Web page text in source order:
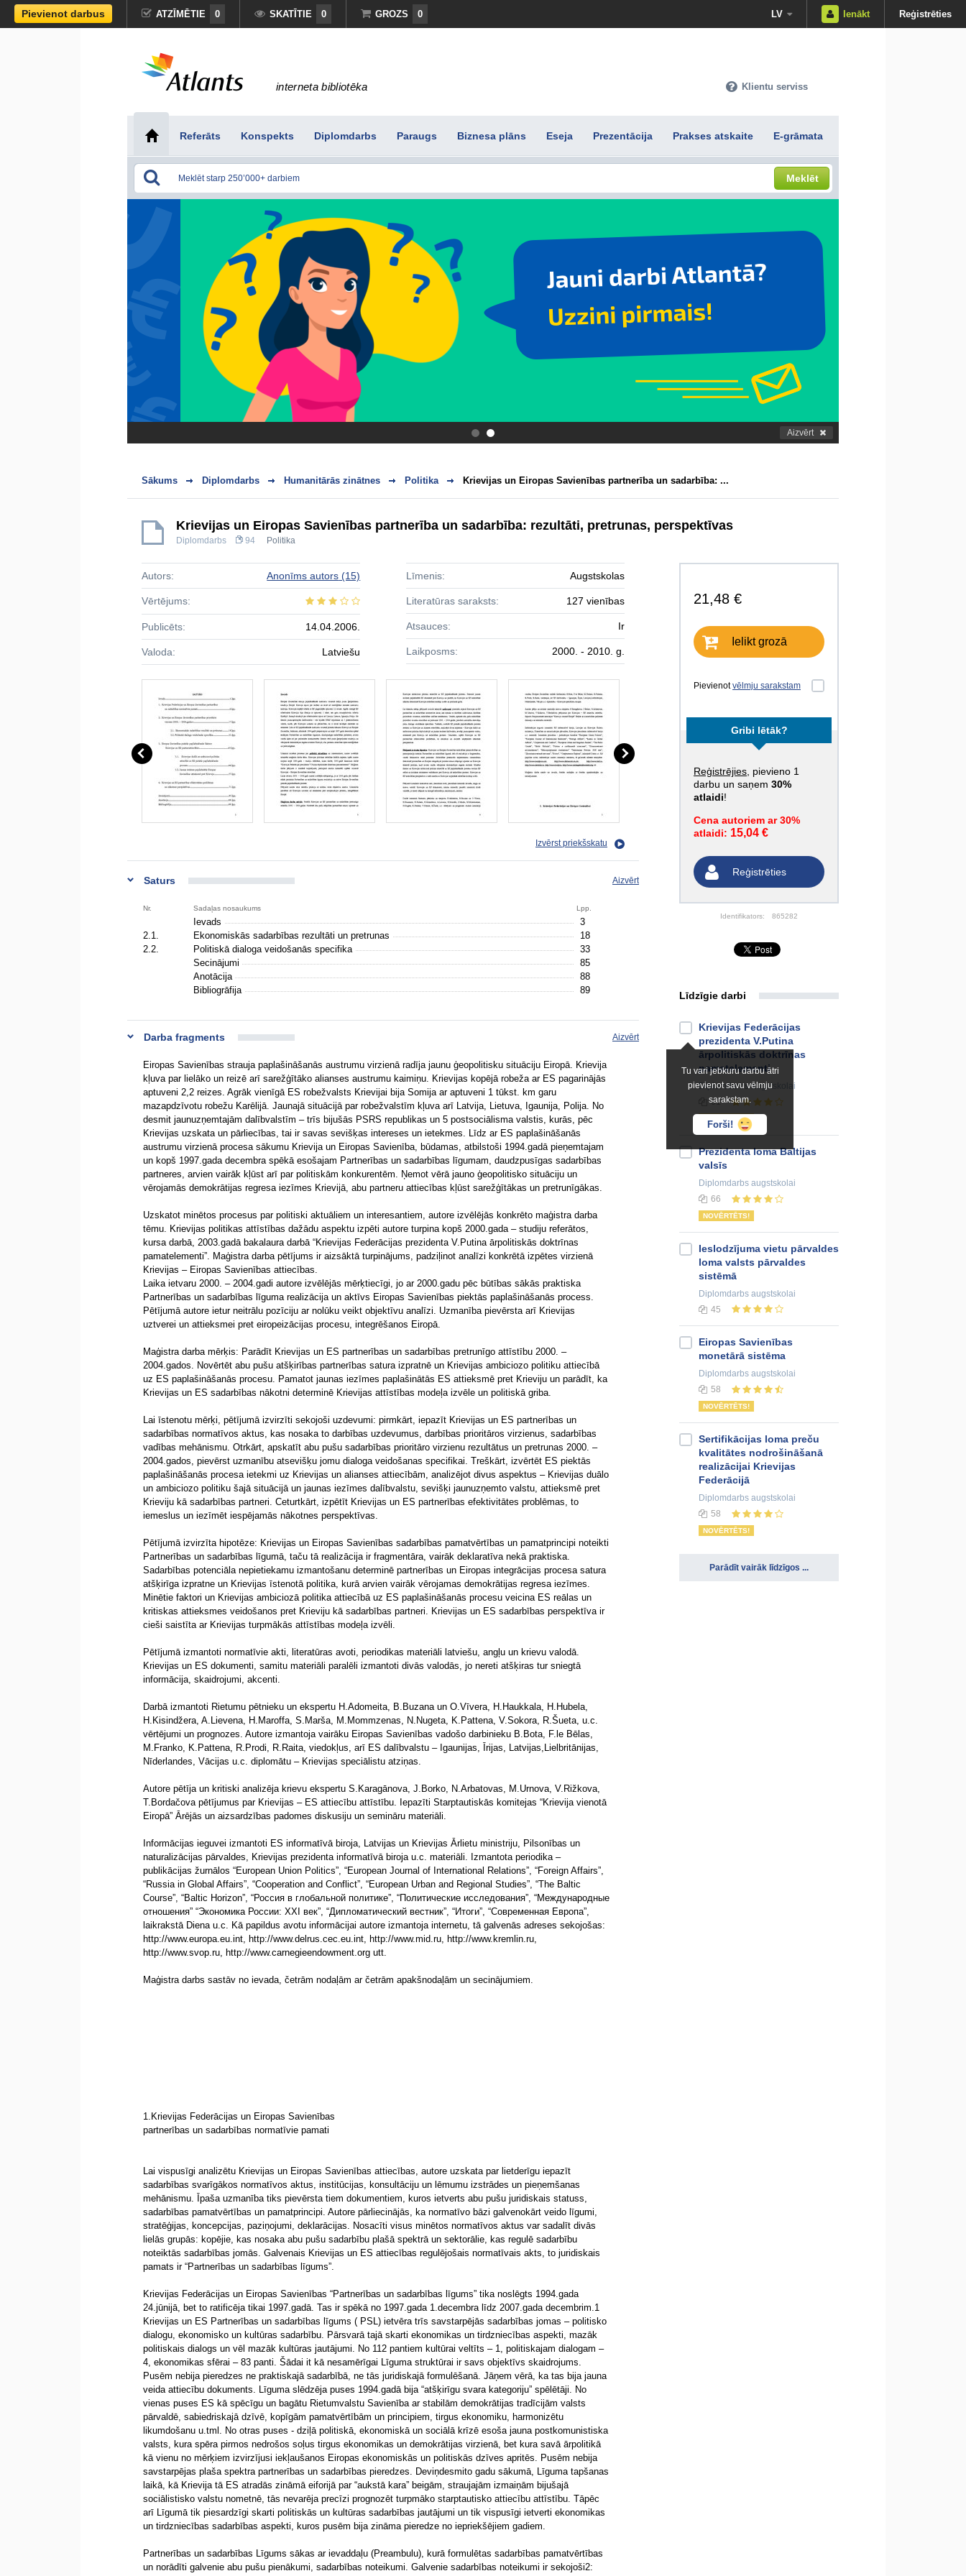
Pievienot darbus ATZĪMĒTIE 0 SKATĪTIE 0 GROZS 0 LV Ienākt Reģistrēties
interneta bibliotēka Klientu serviss
Referāts Konspekts Diplomdarbs Paraugs Biznesa plāns Eseja Prezentācija Prakses atskaite E-grāmata
Meklēt
. Aizvērt
Sākums Diplomdarbs Humanitārās zinātnes Politika Krievijas un Eiropas Savienības partnerība un sadarbība: ...
Krievijas un Eiropas Savienības partnerība un sadarbība: rezultāti, pretrunas, perspektīvas
Diplomdarbs 94 Politika
21,48 €
Ielikt grozā
Pievienotvēlmju sarakstam
Gribi lētāk?
Reģistrējies , pievieno 1
darbu un saņem 30%
atlaidi!
Cena autoriem ar 30%
atlaidi: 15,04 €
Reģistrēties
Identifikators: 865282
Autors: Anonīms autors (15)
Vērtējums:
Publicēts: 14.04.2006.
Valoda: Latviešu
Līmenis: Augstskolas
Literatūras saraksts: 127 vienības
Atsauces: Ir
Laikposms: 2000. - 2010. g.
Izvērst priekšskatu
Saturs Aizvērt
Nr. Sadaļas nosaukums Lpp.
Ievads
3
2.1.
Ekonomiskās sadarbības rezultāti un pretrunas
18
2.2.
Politiskā dialoga veidošanās specifika
33
Secinājumi
85
Anotācija
88
Bibliogrāfija
89
Darba fragments Aizvērt
Eiropas Savienības strauja paplašināšanās austrumu virzienā radīja jaunu ģeopolitisku situāciju Eiropā. Krievija
kļuva par lielāko un reizē arī sarežģītāko alianses austrumu kaimiņu. Krievijas kopējā robeža ar ES pagarinājās
aptuveni 2,2 reizes. Agrāk vienīgā ES robežvalsts Krievijai bija Somija ar aptuveni 1 tūkst. km garu
mazapdzīvotu robežu Karēlijā. Jaunajā situācijā par robežvalstīm kļuva arī Latvija, Lietuva, Igaunija, Polija. No
desmit jaunuzņemtajām dalībvalstīm – trīs bijušās PSRS republikas un 5 postsociālisma valstis, kurās, pēc
Krievijas uzskata un pārliecības, tai ir savas sevišķas intereses un ietekmes. Līdz ar ES paplašināšanās
austrumu virzienā procesa sākumu Krievija un Eiropas Savienība, būdamas, atbilstoši 1994.gadā pieņemtajam
un kopš 1997.gada decembra spēkā esošajam Partnerības un sadarbības līgumam, daudzpusīgas sadarbības
partneres, arvien vairāk kļūst arī par politiskām konkurentēm. Ņemot vērā jauno ģeopolitisko situāciju un
vērojamās demokrātijas regresa iezīmes Krievijā, abu partneru attiecības kļūst sarežģītākas un pretrunīgākas.
Uzskatot minētos procesus par politiski aktuāliem un interesantiem, autore izvēlējās konkrēto maģistra darba
tēmu. Krievijas politikas attīstības dažādu aspektu izpēti autore turpina kopš 2000.gada – studiju referātos,
kursa darbā, 2003.gadā bakalaura darbā “Krievijas Federācijas prezidenta V.Putina ārpolitiskās doktrīnas
pamatelementi”. Maģistra darba pētījums ir aizsāktā turpinājums, padziļinot analīzi konkrētā izpētes virzienā
Krievijas – Eiropas Savienības attiecības.
Laika ietvaru 2000. – 2004.gadi autore izvēlējās mērķtiecīgi, jo ar 2000.gadu pēc būtības sākās praktiska
Partnerības un sadarbības līguma realizācija un aktīvs Eiropas Savienības piektās paplašināšanās process.
Pētījumā autore ietur neitrālu pozīciju ar nolūku veikt objektīvu analīzi. Uzmanība pievērsta arī Krievijas
uztverei un attieksmei pret eiropeizācijas procesu, integrēšanos Eiropā.
Maģistra darba mērķis: Parādīt Krievijas un ES partnerības un sadarbības pretrunīgo attīstību 2000. –
2004.gados. Novērtēt abu pušu atšķirības partnerības satura izpratnē un Krievijas ambiciozo politiku attiecībā
uz ES paplašināšanās procesu. Pamatot jaunas iezīmes paplašinātās ES attieksmē pret Krieviju un parādīt, ka
Krievijas un ES sadarbības nākotni determinē Krievijas attīstības modeļa izvēle un politiskā griba.
Lai īstenotu mērķi, pētījumā izvirzīti sekojoši uzdevumi: pirmkārt, iepazīt Krievijas un ES partnerības un
sadarbības normatīvos aktus, kas nosaka to darbības uzdevumus, darbības prioritāros virzienus, sadarbības
vadības mehānismu. Otrkārt, apskatīt abu pušu sadarbības prioritāro virzienu rezultātus un pretrunas 2000. –
2004.gados, pievērst uzmanību atsevišķu jomu dialoga veidošanas specifikai. Treškārt, izvērtēt ES piektās
paplašināšanās procesa ietekmi uz Krievijas un alianses attiecībām, analizējot divus aspektus – Krievijas duālo
un ambiciozo politiku šajā situācijā un jaunas iezīmes dalībvalstu, sevišķi jaunuzņemto valstu, attieksmē pret
Krieviju kā sadarbības partneri. Ceturtkārt, izpētīt Krievijas un ES partnerības efektivitātes problēmas, to
iemeslus un iezīmēt iespējamās nākotnes perspektīvas.
Pētījumā izvirzīta hipotēze: Krievijas un Eiropas Savienības sadarbības pamatvērtības un pamatprincipi noteikti
Partnerības un sadarbības līgumā, taču tā realizācija ir fragmentāra, vairāk deklaratīva nekā praktiska.
Sadarbības potenciāla nepietiekamu izmantošanu determinē partnerības un Eiropas integrācijas procesa satura
atšķirīga izpratne un Krievijas īstenotā politika, kurā arvien vairāk vērojamas demokrātijas regresa iezīmes.
Minētie faktori un Krievijas ambiciozā politika attiecībā uz ES paplašināšanās procesu veicina ES reālas un
kritiskas attieksmes veidošanos pret Krieviju kā sadarbības partneri. Krievijas un ES sadarbības perspektīva ir
cieši saistīta ar Krievijas turpmākās attīstības modeļa izvēli.
Pētījumā izmantoti normatīvie akti, literatūras avoti, periodikas materiāli latviešu, angļu un krievu valodā.
Krievijas un ES dokumenti, samitu materiāli paralēli izmantoti divās valodās, jo nereti atšķiras tur sniegtā
informācija, skaidrojumi, akcenti.
Darbā izmantoti Rietumu pētnieku un ekspertu H.Adomeita, B.Buzana un O.Vīvera, H.Haukkala, H.Hubela,
H.Kisindžera, A.Lievena, H.Maroffa, S.Marša, M.Mommzenas, N.Nugeta, K.Pattena, V.Sokora, R.Šueta, u.c.
vērtējumi un prognozes. Autore izmantoja vairāku Eiropas Savienības vadošo darbinieku B.Bota, F.le Bēlas,
M.Franko, K.Pattena, R.Prodi, R.Raita, viedokļus, arī ES dalībvalstu – Igaunijas, Īrijas, Latvijas,Lielbritānijas,
Nīderlandes, Vācijas u.c. diplomātu – Krievijas speciālistu atziņas.
Autore pētīja un kritiski analizēja krievu ekspertu S.Karagānova, J.Borko, N.Arbatovas, M.Urnova, V.Rižkova,
T.Bordačova pētījumus par Krievijas – ES attiecību attīstību. Iepazīti Starptautiskās komitejas “Krievija vienotā
Eiropā” Ārējās un aizsardzības padomes diskusiju un semināru materiāli.
Informācijas ieguvei izmantoti ES informatīvā biroja, Latvijas un Krievijas Ārlietu ministriju, Pilsonības un
naturalizācijas pārvaldes, Krievijas prezidenta informatīvā biroja u.c. materiāli. Izmantota periodika –
publikācijas žurnālos “European Union Politics”, “European Journal of International Relations”, “Foreign Affairs”,
“Russia in Global Affairs”, “Cooperation and Conflict”, “European Urban and Regional Studies”, “The Baltic
Course”, “Baltic Horizon”, “Россия в глобальной политике”, “Политические исследования”, “Международные
отношения” “Экономика России: ХХI век”, “Дипломатический вестник”, “Итоги”, “Современная Европа”,
laikrakstā Diena u.c. Kā papildus avotu informācijai autore izmantoja internetu, tā galvenās adreses sekojošas:
http://www.europa.eu.int, http://www.delrus.cec.eu.int, http://www.mid.ru, http://www.kremlin.ru,
http://www.svop.ru, http://www.carnegieendowment.org utt.
Maģistra darbs sastāv no ievada, četrām nodaļām ar četrām apakšnodaļām un secinājumiem.
1.Krievijas Federācijas un Eiropas Savienības
partnerības un sadarbības normatīvie pamati
Lai vispusīgi analizētu Krievijas un Eiropas Savienības attiecības, autore uzskata par lietderīgu iepazīt
sadarbības svarīgākos normatīvos aktus, institūcijas, konsultāciju un lēmumu izstrādes un pieņemšanas
mehānismu. Īpaša uzmanība tiks pievērsta tiem dokumentiem, kuros ietverts abu pušu juridiskais statuss,
sadarbības pamatvērtības un pamatprincipi. Autore pārliecinājās, ka normatīvo bāzi galvenokārt veido līgumi,
stratēģijas, koncepcijas, paziņojumi, deklarācijas. Nosacīti visus minētos normatīvos aktus var sadalīt divās
lielās grupās: kopējie, kas nosaka abu pušu sadarbību plašā spektrā un sektorālie, kas regulē sadarbību
noteiktās sadarbības jomās. Galvenais Krievijas un ES attiecības regulējošais normatīvais akts, to juridiskais
pamats ir “Partnerības un sadarbības līgums”.
Krievijas Federācijas un Eiropas Savienības “Partnerības un sadarbības līgums” tika noslēgts 1994.gada
24.jūnijā, bet to ratificēja tikai 1997.gadā. Tas ir spēkā no 1997.gada 1.decembra līdz 2007.gada decembrim.1
Krievijas un ES Partnerības un sadarbības līgums ( PSL) ietvēra trīs savstarpējās sadarbības jomas – politisko
dialogu, ekonomisko un kultūras sadarbību. Pārsvarā tajā skarti ekonomikas un tirdzniecības aspekti, mazāk
politiskais dialogs un vēl mazāk kultūras jautājumi. No 112 pantiem kultūrai veltīts – 1, politiskajam dialogam –
4, ekonomikas sfērai – 83 panti. Šādai it kā nesamērīgai Līguma struktūrai ir savs objektīvs skaidrojums.
Pusēm nebija pieredzes ne praktiskajā sadarbībā, ne tās juridiskajā formulēšanā. Jāņem vērā, ka tas bija jauna
veida attiecību dokuments. Līguma slēdzēja puses 1994.gadā bija “atšķirīgu svara kategoriju” spēlētāji. No
vienas puses ES kā spēcīgu un bagātu Rietumvalstu Savienība ar stabilām demokrātijas tradīcijām valsts
pārvaldē, sabiedriskajā dzīvē, kopīgām pamatvērtībām un principiem, tirgus ekonomiku, harmonizētu
likumdošanu u.tml. No otras puses - dziļā politiskā, ekonomiskā un sociālā krīzē esoša jauna postkomunistiska
valsts, kura spēra pirmos nedrošos soļus tirgus ekonomikas un demokrātijas virzienā, bet kura savā ārpolitikā
kā vienu no mērķiem izvirzījusi iekļaušanos Eiropas ekonomiskās un politiskās dzīves apritēs. Pusēm nebija
savstarpējas plaša spektra partnerības un sadarbības pieredzes. Deviņdesmito gadu sākumā, Līguma tapšanas
laikā, kā Krievija tā ES atradās zināmā eiforijā par “aukstā kara” beigām, straujajām izmaiņām bijušajā
sociālistisko valstu nometnē, tās nevarēja precīzi prognozēt turpmāko starptautisko attiecību attīstību. Tāpēc
arī Līgumā tik piesardzīgi skarti politiskās un kultūras sadarbības jautājumi un tik vispusīgi ietverti ekonomikas
un tirdzniecības sadarbības aspekti, kuros pusēm bija zināma pieredze no iepriekšējiem gadiem.
Partnerības un sadarbības Līgums sākas ar ievaddaļu (Preambulu), kurā formulētas sadarbības pamatvērtības
un norādīti galvenie abu pušu pienākumi, sadarbības noteikumi. Galvenie sadarbības noteikumi ir sekojoši2:
Līdzīgie darbi
Tu vari jebkuru darbu ātri
pievienot savu vēlmju
sarakstam.
Forši!
Krievijas Federācijas
prezidenta V.Putina
ārpolitiskās doktrīnas
pamatelementi
Diplomdarbsaugstskolai
61
NOVĒRTĒTS!
Prezidenta loma Baltijas
valsīs
Diplomdarbs augstskolai
66
NOVĒRTĒTS!
Ieslodzījuma vietu pārvaldes
loma valsts pārvaldes
sistēmā
Diplomdarbs augstskolai
45
Eiropas Savienības
monetārā sistēma
Diplomdarbs augstskolai
58
NOVĒRTĒTS!
Sertifikācijas loma preču
kvalitātes nodrošināšanā
realizācijai Krievijas
Federācijā
Diplomdarbs augstskolai
58
NOVĒRTĒTS!
Parādīt vairāk līdzīgos ...